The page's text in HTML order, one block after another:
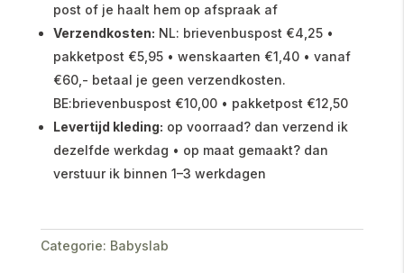
post of je haalt hem op afspraak af
Verzendkosten: NL: brievenbuspost €4,25 •
pakketpost €5,95 • wenskaarten €1,40 • vanaf
€60,- betaal je geen verzendkosten.
BE:brievenbuspost €10,00 • pakketpost €12,50
Levertijd kleding: op voorraad? dan verzend ik
dezelfde werkdag • op maat gemaakt? dan
verstuur ik binnen 1–3 werkdagen
Categorie: Babyslab